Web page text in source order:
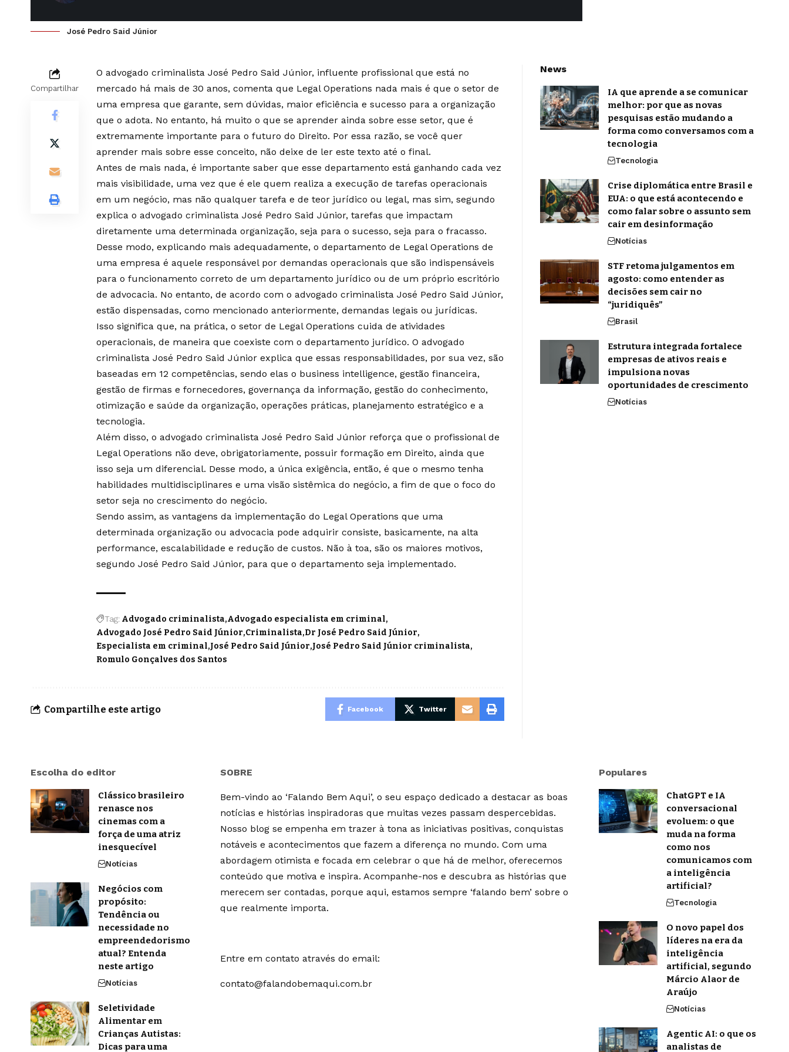
José Pedro Said Júnior
Compartilhar
O advogado criminalista José Pedro Said Júnior, influente profissional que está no
mercado há mais de 30 anos, comenta que Legal Operations nada mais é que o setor de
uma empresa que garante, sem dúvidas, maior eficiência e sucesso para a organização
que o adota. No entanto, há muito o que se aprender ainda sobre esse setor, que é
extremamente importante para o futuro do Direito. Por essa razão, se você quer
aprender mais sobre esse conceito, não deixe de ler este texto até o final.
Antes de mais nada, é importante saber que esse departamento está ganhando cada vez
mais visibilidade, uma vez que é ele quem realiza a execução de tarefas operacionais
em um negócio, mas não qualquer tarefa e de teor jurídico ou legal, mas sim, segundo
explica o advogado criminalista José Pedro Said Júnior, tarefas que impactam
diretamente uma determinada organização, seja para o sucesso, seja para o fracasso.
Desse modo, explicando mais adequadamente, o departamento de Legal Operations de
uma empresa é aquele responsável por demandas operacionais que são indispensáveis
para o funcionamento correto de um departamento jurídico ou de um próprio escritório
de advocacia. No entanto, de acordo com o advogado criminalista José Pedro Said Júnior,
estão dispensadas, como mencionado anteriormente, demandas legais ou jurídicas.
Isso significa que, na prática, o setor de Legal Operations cuida de atividades
operacionais, de maneira que coexiste com o departamento jurídico. O advogado
criminalista José Pedro Said Júnior explica que essas responsabilidades, por sua vez, são
baseadas em 12 competências, sendo elas o business intelligence, gestão financeira,
gestão de firmas e fornecedores, governança da informação, gestão do conhecimento,
otimização e saúde da organização, operações práticas, planejamento estratégico e a
tecnologia.
Além disso, o advogado criminalista José Pedro Said Júnior reforça que o profissional de
Legal Operations não deve, obrigatoriamente, possuir formação em Direito, ainda que
isso seja um diferencial. Desse modo, a única exigência, então, é que o mesmo tenha
habilidades multidisciplinares e uma visão sistêmica do negócio, a fim de que o foco do
setor seja no crescimento do negócio.
Sendo assim, as vantagens da implementação do Legal Operations que uma
determinada organização ou advocacia pode adquirir consiste, basicamente, na alta
performance, escalabilidade e redução de custos. Não à toa, são os maiores motivos,
segundo José Pedro Said Júnior, para que o departamento seja implementado.
Tag: Advogado criminalista Advogado especialista em criminal
Advogado José Pedro Said Júnior Criminalista Dr José Pedro Said Júnior
Especialista em criminal José Pedro Said Júnior José Pedro Said Júnior criminalista
Romulo Gonçalves dos Santos
Compartilhe este artigo Facebook Twitter
News
IA que aprende a se comunicar
melhor: por que as novas
pesquisas estão mudando a
forma como conversamos com a
tecnologia
Tecnologia
Crise diplomática entre Brasil e
EUA: o que está acontecendo e
como falar sobre o assunto sem
cair em desinformação
Notícias
STF retoma julgamentos em
agosto: como entender as
decisões sem cair no
“juridiquês”
Brasil
Estrutura integrada fortalece
empresas de ativos reais e
impulsiona novas
oportunidades de crescimento
Notícias
Escolha do editor
Clássico brasileiro
renasce nos
cinemas com a
força de uma atriz
inesquecível
Notícias
Negócios com
propósito:
Tendência ou
necessidade no
empreendedorismo
atual? Entenda
neste artigo
Notícias
Seletividade
Alimentar em
Crianças Autistas:
Dicas para uma
SOBRE
Bem-vindo ao ‘Falando Bem Aqui’, o seu espaço dedicado a destacar as boas
notícias e histórias inspiradoras que muitas vezes passam despercebidas.
Nosso blog se empenha em trazer à tona as iniciativas positivas, conquistas
notáveis e acontecimentos que fazem a diferença no mundo. Com uma
abordagem otimista e focada em celebrar o que há de melhor, oferecemos
conteúdo que motiva e inspira. Acompanhe-nos e descubra as histórias que
merecem ser contadas, porque aqui, estamos sempre ‘falando bem’ sobre o
que realmente importa.
Entre em contato através do email:
contato@falandobemaqui.com.br
Populares
ChatGPT e IA
conversacional
evoluem: o que
muda na forma
como nos
comunicamos com
a inteligência
artificial?
Tecnologia
O novo papel dos
líderes na era da
inteligência
artificial, segundo
Márcio Alaor de
Araújo
Notícias
Agentic AI: o que os
analistas de